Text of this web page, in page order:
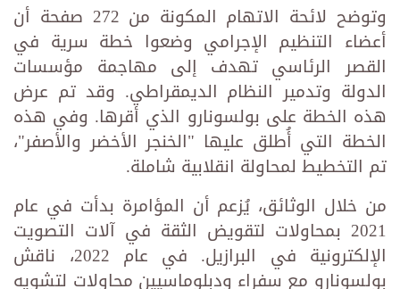
وتوضح لائحة الاتهام المكونة من 272 صفحة أن
أعضاء التنظيم الإجرامي وضعوا خطة سرية في
القصر الرئاسي تهدف إلى مهاجمة مؤسسات
الدولة وتدمير النظام الديمقراطي. وقد تم عرض
هذه الخطة على بولسونارو الذي أقرها. وفي هذه
الخطة التي أُطلق عليها "الخنجر الأخضر والأصفر"،
تم التخطيط لمحاولة انقلابية شاملة.
من خلال الوثائق، يُزعم أن المؤامرة بدأت في عام
2021 بمحاولات لتقويض الثقة في آلات التصويت
الإلكترونية في البرازيل. في عام 2022، ناقش
بولسونارو مع سفراء ودبلوماسيين محاولات لتشويه